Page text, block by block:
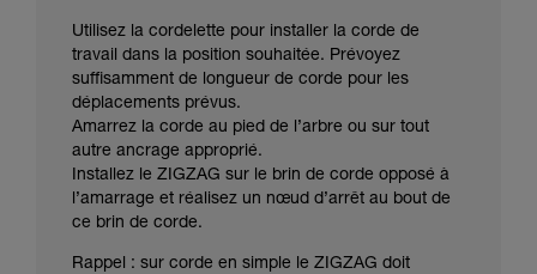
Utilisez la cordelette pour installer la corde de
travail dans la position souhaitée. Prévoyez
suffisamment de longueur de corde pour les
déplacements prévus.
Amarrez la corde au pied de l’arbre ou sur tout
autre ancrage approprié.
Installez le ZIGZAG sur le brin de corde opposé à
l’amarrage et réalisez un nœud d’arrêt au bout de
ce brin de corde.
Rappel : sur corde en simple le ZIGZAG doit